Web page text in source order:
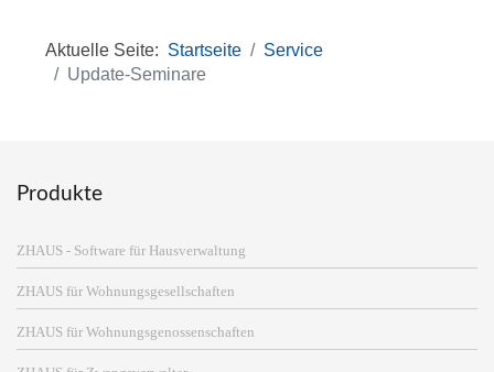
Aktuelle Seite: Startseite
Service
Update-Seminare
Produkte
ZHAUS - Software für Hausverwaltung
ZHAUS für Wohnungsgesellschaften
ZHAUS für Wohnungsgenossenschaften